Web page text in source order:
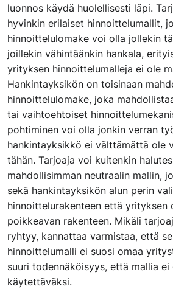
luonnos käydä huolellisesti läpi.
hyvinkin erilaiset hinnoittelumallit,
hinnoittelulomake voi olla jollekin
joillekin vähintäänkin hankala,
yrityksen hinnoittelumalleja ei ole
Hankintayksikön on toisinaan
hinnoittelulomake, joka
tai vaihtoehtoiset
pohtiminen voi olla jonkin verran
hankintayksikkö ei välttämättä ole
tähän. Tarjoaja voi kuitenkin
mahdollisimman neutraalin mallin,
sekä hankintayksikön alun perin
hinnoittelurakenteen että yrityksen
poikkeavan rakenteen. Mikäli
ryhtyy, kannattaa varmistaa, että
hinnoittelumalli ei suosi omaa
suuri todennäköisyys, että mallia ei
käytettäväksi.